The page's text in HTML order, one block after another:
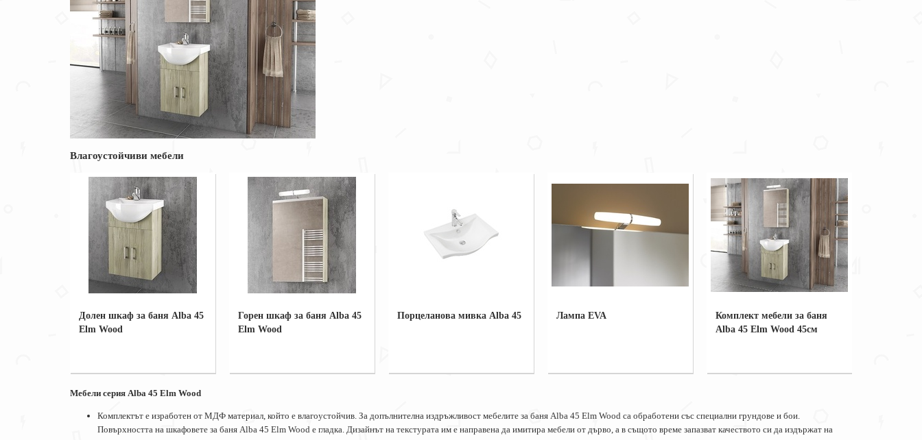
Влагоустойчиви мебели
Долен шкаф за баня Alba 45
Elm Wood
Горен шкаф за баня Alba 45
Elm Wood
Порцеланова мивка Alba 45 Лампа EVA
Комплект мебели за баня
Alba 45 Elm Wood 45см
Мебели серия Alba 45 Elm Wood
Комплектът е изработен от МДФ материал, който е влагоустойчив. За допълнителна издръжливост мебелите за баня Alba 45 Elm Wood са обработени със специални грундове и бои.
Повърхността на шкафовете за баня Alba 45 Elm Wood е гладка. Дизайнът на текстурата им е направена да имитира мебели от дърво, а в същото време запазват качеството си да издържат на